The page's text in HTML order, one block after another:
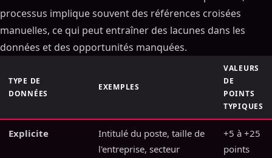
processus implique souvent des références croisées
manuelles, ce qui peut entraîner des lacunes dans les
données et des opportunités manquées.
TYPE DE
DONNÉES
EXEMPLES
VALEURS
DE
POINTS
TYPIQUES
Explicite
Intitulé du poste, taille de
l'entreprise, secteur
+5 à +25
points